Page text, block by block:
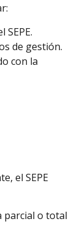
de gestión.
con la
el SEPE
parcial o total